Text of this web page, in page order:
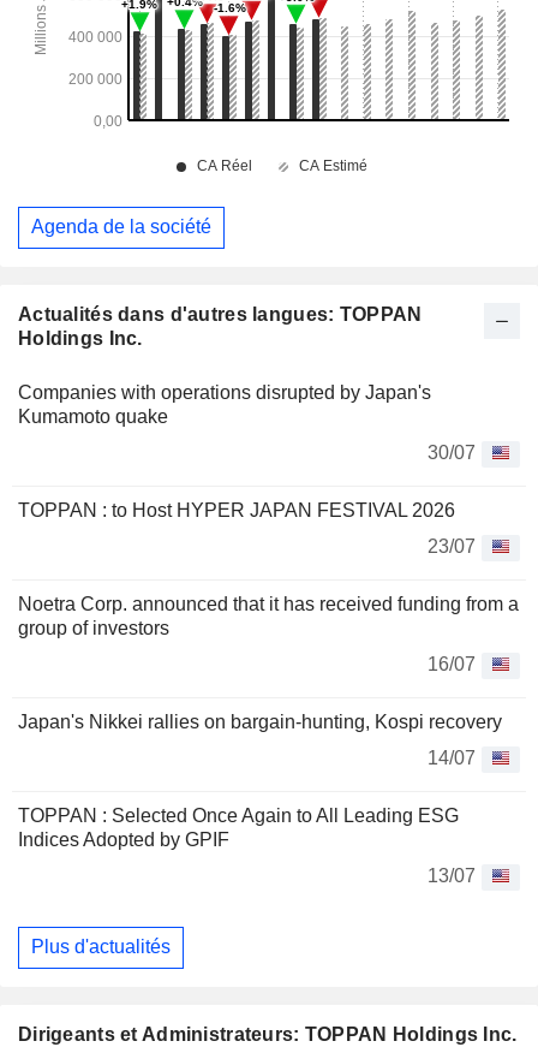
Actualités dans d'autres langues: TOPPAN
Holdings Inc.
Companies with operations disrupted by Japan's
Kumamoto quake
30/07
TOPPAN : to Host HYPER JAPAN FESTIVAL 2026
23/07
Noetra Corp. announced that it has received funding from a
group of investors
16/07
Japan's Nikkei rallies on bargain-hunting, Kospi recovery
14/07
TOPPAN : Selected Once Again to All Leading ESG
Indices Adopted by GPIF
13/07
Plus d'actualités
Dirigeants et Administrateurs: TOPPAN Holdings Inc.
Agenda de la société